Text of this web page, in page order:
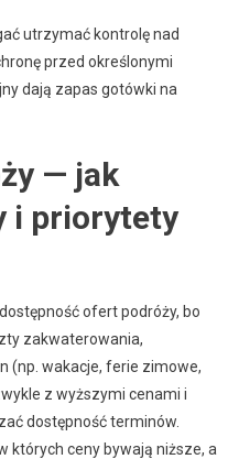
utrzymać kontrolę nad
przed określonymi
dają zapas gotówki na
— jak
i priorytety
ofert podróży, bo
zakwaterowania,
(np. wakacje, ferie zimowe,
z wyższymi cenami i
dostępność terminów.
których ceny bywają niższe, a